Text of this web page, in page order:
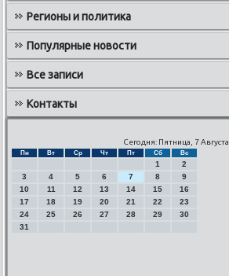
Регионы и политика
Популярные новости
Все записи
Контакты
Сегодня: Пятница, 7 Августа
Пн Вт Ср Чт Пт Сб Вс
1
2
3
4 5 6 7 8
9
10
11 12 13 14 15
16
17
18 19 20 21 22
23
24
25 26 27 28 29
30
31